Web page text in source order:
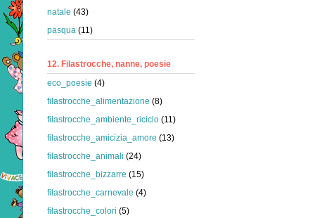
natale (43)
pasqua (11)
12. Filastrocche, nanne, poesie
eco_poesie (4)
filastrocche_alimentazione (8)
filastrocche_ambiente_riciclo (11)
filastrocche_amicizia_amore (13)
filastrocche_animali (24)
filastrocche_bizzarre (15)
filastrocche_carnevale (4)
filastrocche_colori (5)